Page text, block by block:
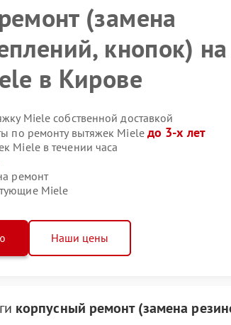
(замена
кнопок) на
в Кирове
Miele собственной доставкой
по ремонту вытяжек Miele до 3-х лет
Miele в течении часа
ремонт
Miele
Наши цены
корпусный ремонт (замена